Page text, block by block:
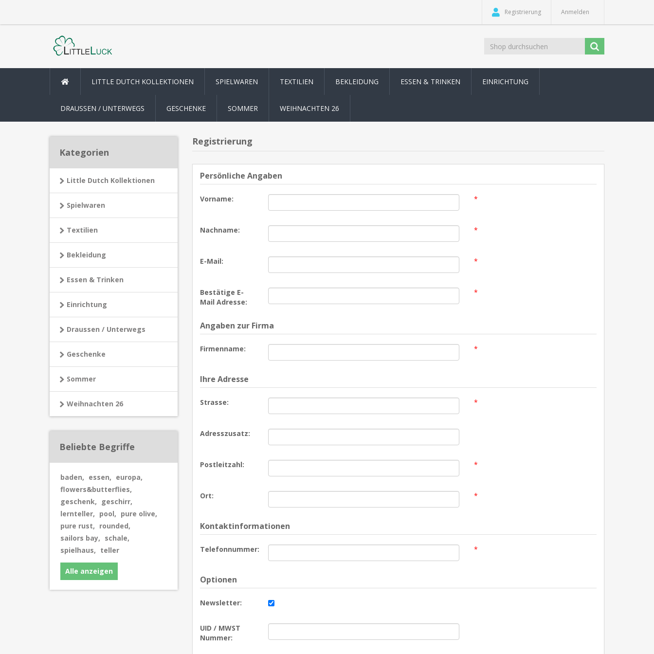
Registrierung Anmelden
LITTLE DUTCH KOLLEKTIONEN SPIELWAREN TEXTILIEN BEKLEIDUNG ESSEN & TRINKEN EINRICHTUNG
DRAUSSEN / UNTERWEGS GESCHENKE SOMMER WEIHNACHTEN 26
Kategorien
Little Dutch Kollektionen
Spielwaren
Textilien
Bekleidung
Essen & Trinken
Einrichtung
Draussen / Unterwegs
Geschenke
Sommer
Weihnachten 26
Beliebte Begriffe
baden, essen, europa,
flowers&butterflies,
geschenk, geschirr,
lernteller, pool, pure olive,
pure rust, rounded,
sailors bay, schale,
spielhaus, teller
Alle anzeigen
Registrierung
Persönliche Angaben
Vorname: *
Nachname: *
E-Mail: *
Bestätige E-
Mail Adresse:
*
Angaben zur Firma
Firmenname: *
Ihre Adresse
Strasse: *
Adresszusatz:
Postleitzahl: *
Ort: *
Kontaktinformationen
Telefonnummer: *
Optionen
Newsletter:
UID / MWST
Nummer: